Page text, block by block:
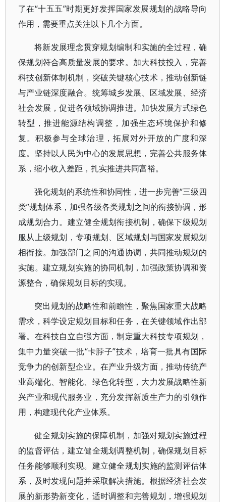
了在“十五五”时期更好发挥国家发展规划的战略导向
作用，需要重点关注以下几个方面。
将新发展理念贯穿规划编制和实施的全过程，确
保规划符合高质量发展的要求。加大科技投入，完善
科技创新体制机制，突破关键核心技术，推动创新链
与产业链深度融合。统筹城乡发展、区域发展、经济
社会发展，促进各领域协调推进。加快发展方式绿色
转型，推进能源结构调整，加强生态环境保护和修
复。积极参与全球治理，拓展对外开放的广度和深
度。坚持以人民为中心的发展思想，完善公共服务体
系，缩小收入差距，扎实推进共同富裕。
强化规划的系统性和协同性，进一步完善“三级四
类”规划体系，加强各级各类规划之间的衔接协调，形
成规划合力。建立健全规划衔接机制，确保下级规划
服从上级规划，专项规划、区域规划与国家发展规划
相衔接。加强部门之间的沟通协调，共同推动规划的
实施。建立规划实施的协同机制，加强政策协调和资
源整合，确保规划目标的实现。
突出规划的战略性和前瞻性，聚焦国家重大战略
需求，科学设定规划目标和任务，在关键领域作出部
署。在科技自立自强方面，制定重大科技专项规划，
集中力量突破一批“卡脖子”技术，培育一批具有国际
竞争力的创新型企业。在产业升级方面，推动传统产
业高端化、智能化、绿色化转型，大力发展战略性新
兴产业和现代服务业，充分发挥新质生产力的引领作
用，构建现代化产业体系。
健全规划实施的保障机制，加强对规划实施过程
的监督评估，建立健全规划调整机制，确保规划目标
任务能够顺利实现。建立健全规划实施的监测评估体
系，及时发现问题并采取解决措施。根据经济社会发
展的新形势新变化，适时调整和完善规划，增强规划